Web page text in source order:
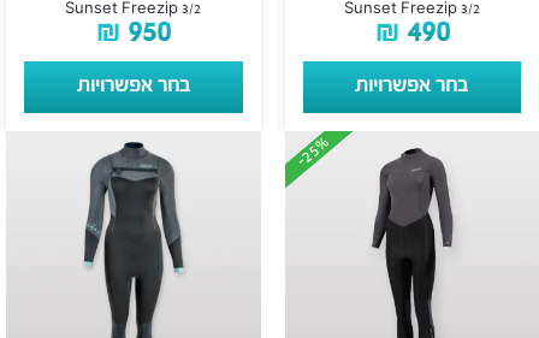
Sunset Freezip 3/2
₪ 490
בחר אפשרויות
Sunset Freezip 3/2
₪ 950
בחר אפשרויות
-25%
-25%